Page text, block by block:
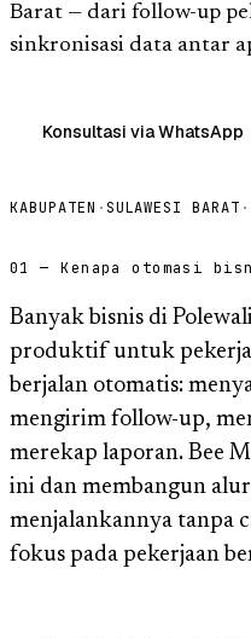
Barat — dari follow-up
sinkronisasi data antar
Konsultasi via WhatsApp
KABUPATEN · SULAWESI BARAT ·
01 — Kenapa otomasi
Banyak bisnis di
produktif untuk
berjalan otomatis:
mengirim follow-up,
merekap laporan. Bee
ini dan membangun
menjalankannya tanpa
fokus pada pekerjaan